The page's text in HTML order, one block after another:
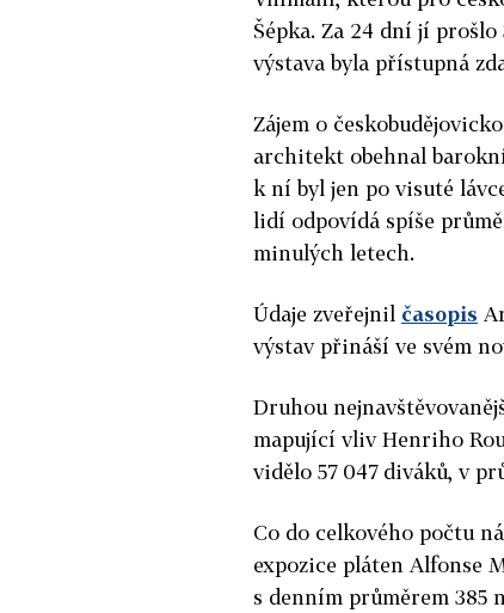
Šépka. Za 24 dní jí
výstava byla přístupná
Zájem o
architekt obehnal
k ní byl jen po visuté
lidí odpovídá spíše
minulých letech.
Údaje zveřejnil časopis
výstav přináší ve svém
Druhou
mapující vliv Henriho
vidělo 57 047 diváků, v
Co do celkového počtu
expozice pláten Alfonse
s denním průměrem 385